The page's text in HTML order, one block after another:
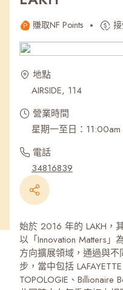
熱門
最近搜尋紀錄
賺取NF Points
地點
AIRSIDE, 114
營業時間
星期一至日：
電話
34816839
始於 2016 年的 LAKH，
以「Innovation Matters
方向擴展領域，通過與
步，當中包括
TOPOLOGIE、Billionaire